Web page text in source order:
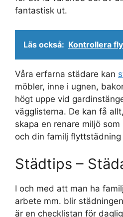
fantastisk ut.
Läs också: Kontrollera
Våra erfarna städare kan
möbler, inne i ugnen,
högt uppe vid
vägglisterna. De kan få
skapa en renare miljö
och din familj flyttstädning
Städtips –
I och med att man ha
arbete mm. blir
är en checklistan för